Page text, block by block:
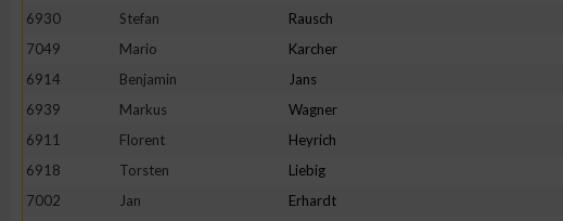
6930
Stefan Rausch
7049
Mario Karcher
6914
Benjamin Jans
6939
Markus Wagner
6911
Florent Heyrich
6918
Torsten Liebig
7002
Jan Erhardt